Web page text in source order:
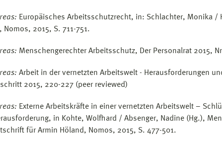
Europäisches Arbeitsschutzrecht, in: Schlachter, Monika /
Nomos, 2015, S. 711-751.
Menschengerechter Arbeitsschutz, Der Personalrat 2015,
Arbeit in der vernetzten Arbeitswelt - Herausforderungen
2015, 220-227 (peer reviewed)
Externe Arbeitskräfte in einer vernetzten Arbeitswelt –
in Kohte, Wolfhard / Absenger, Nadine (Hg.),
für Armin Höland, Nomos, 2015, S. 477-501.